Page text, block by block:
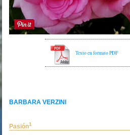
Texto en formato PDF
BARBARA VERZINI
Pasión1